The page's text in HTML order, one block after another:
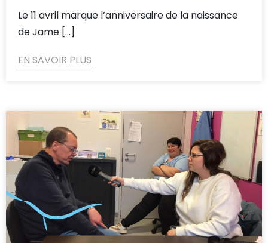
Le 11 avril marque l’anniversaire de la naissance
de Jame [...]
EN SAVOIR PLUS